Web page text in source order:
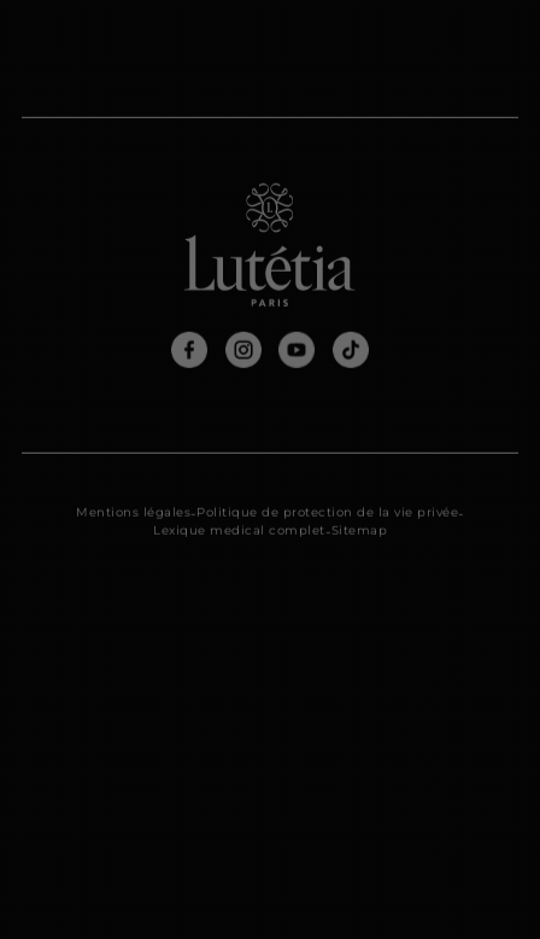
Mentions légales-Politique de protection de la vie privée-
Lexique medical complet-Sitemap